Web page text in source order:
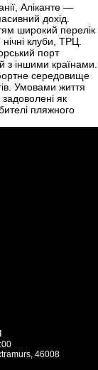
Аліканте —
дохід.
широкий перелік
клуби, ТРЦ.
порт
з іншими країнами.
середовище
Умовами життя
як
пляжного
46008